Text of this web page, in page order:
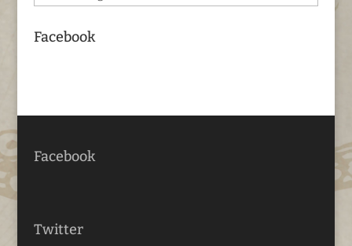
Facebook
Facebook
Twitter